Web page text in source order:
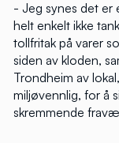
- Jeg synes det er
helt enkelt ikke
tollfritak på varer
siden av kloden,
Trondheim av
miljøvennlig, for å
skremmende